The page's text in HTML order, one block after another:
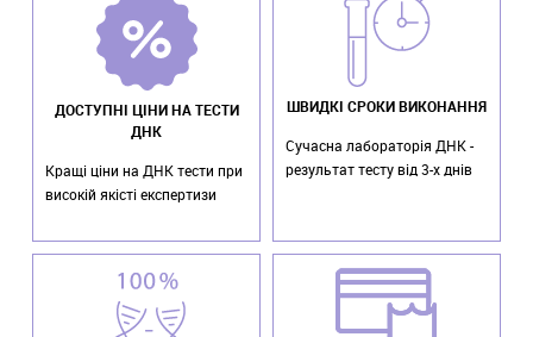
ДОСТУПНІ ЦІНИ НА ТЕСТИ
ДНК
Кращі ціни на ДНК тести при
високій якісті експертизи
ШВИДКІ СРОКИ ВИКОНАННЯ
Сучасна лабораторія ДНК -
результат тесту від 3-х днів